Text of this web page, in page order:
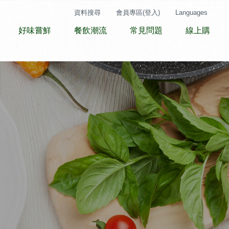
好味嘗鮮 餐飲潮流 常見問題 線上購
資料搜尋 會員專區(登入) Languages